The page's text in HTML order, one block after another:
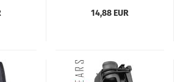
14,88 EUR